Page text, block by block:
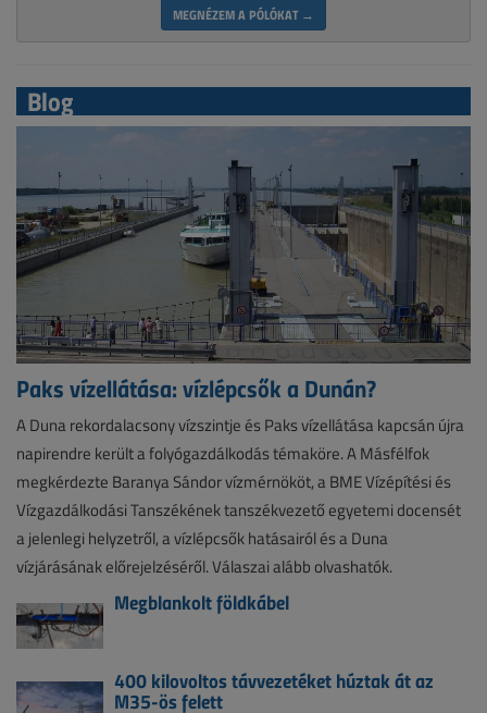
MEGNÉZEM A PÓLÓKAT →
Blog
Paks vízellátása: vízlépcsők a Dunán?
A Duna rekordalacsony vízszintje és Paks vízellátása kapcsán újra
napirendre került a folyógazdálkodás témaköre. A Másfélfok
megkérdezte Baranya Sándor vízmérnököt, a BME Vízépítési és
Vízgazdálkodási Tanszékének tanszékvezető egyetemi docensét
a jelenlegi helyzetről, a vízlépcsők hatásairól és a Duna
vízjárásának előrejelzéséről. Válaszai alább olvashatók.
Megblankolt földkábel
400 kilovoltos távvezetéket húztak át az
M35-ös felett